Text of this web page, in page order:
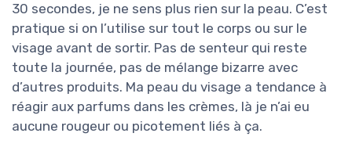
30 secondes, je ne sens plus rien sur la peau. C’est
pratique si on l’utilise sur tout le corps ou sur le
visage avant de sortir. Pas de senteur qui reste
toute la journée, pas de mélange bizarre avec
d’autres produits. Ma peau du visage a tendance à
réagir aux parfums dans les crèmes, là je n’ai eu
aucune rougeur ou picotement liés à ça.